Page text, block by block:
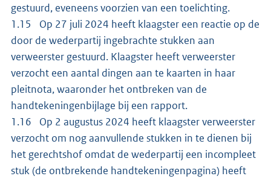
gestuurd, eveneens voorzien van een toelichting.
1.15 Op 27 juli 2024 heeft klaagster een reactie op de
door de wederpartij ingebrachte stukken aan
verweerster gestuurd. Klaagster heeft verweerster
verzocht een aantal dingen aan te kaarten in haar
pleitnota, waaronder het ontbreken van de
handtekeningenbijlage bij een rapport.
1.16 Op 2 augustus 2024 heeft klaagster verweerster
verzocht om nog aanvullende stukken in te dienen bij
het gerechtshof omdat de wederpartij een incompleet
stuk (de ontbrekende handtekeningenpagina) heeft